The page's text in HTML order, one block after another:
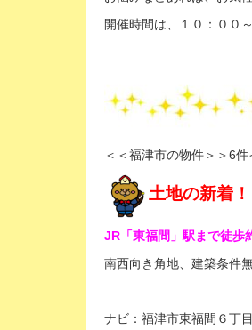
開催時間は、１０：００
＜＜福津市の物件＞＞6
土地の新着！
JR「東福間」駅まで徒歩
南西向き角地、建築条件
ナビ：福津市東福間６丁